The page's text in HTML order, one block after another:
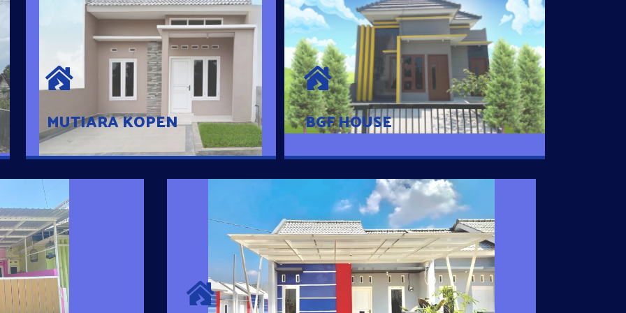
MUTIARA KOPEN
MUTIARA KOPEN
Hunian nyaman dengan suasana
pedesaan. 10 menit dari pusat kota, 2
menit dari Ring Road
BGF HOUSE
BGF HOUSE
Hunian Mewah Pusat Kota dengan fasilitas
Free Desain, Dapur, Parkir Mobil dengan 3
Kamar Tidur dan 2 Kamar Mandi.
Pintar
rumahnya dengan
SURYA MADANI SATU
Satu-satunya Hunian nyaman dengan harga subsidi hanya 100
jutaan dengan lokasi strategis di Tuban